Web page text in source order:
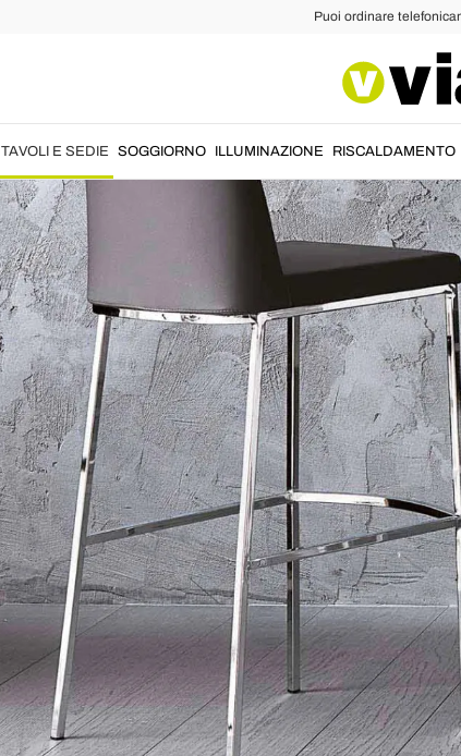
Puoi ordinare
TAVOLI E SEDIE SOGGIORNO ILLUMINAZIONE RISCALDAMENTO